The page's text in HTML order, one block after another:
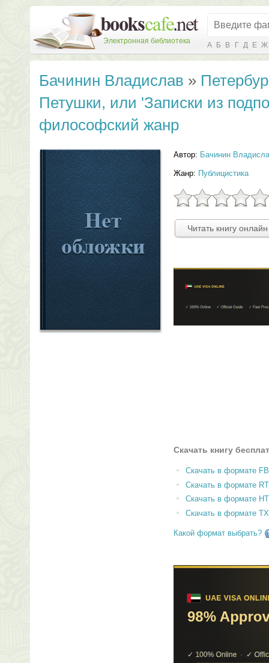
Электронная библиотека А Б В Г Д Е Ж
Бачинин Владислав »
Петушки, или 'Записки из
философский жанр
Автор: Бачинин
Жанр: Публицистика
Читать книгу
Скачать книгу
Скачать в формате
Скачать в формате
Скачать в формате
Скачать в формате
Какой формат выбрать?